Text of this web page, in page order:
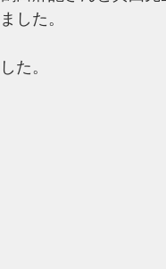
した。
た。